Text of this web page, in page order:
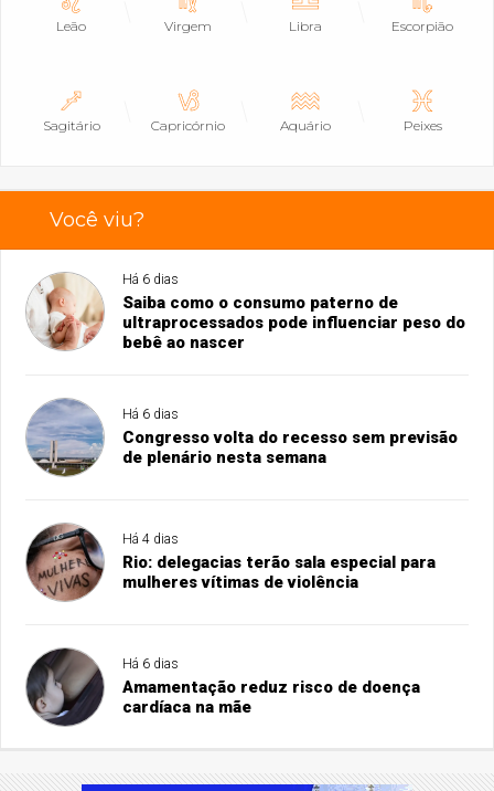
Leão Virgem Libra Escorpião
Sagitário Capricórnio Aquário Peixes
Você viu?
Há 6 dias
Saiba como o consumo paterno de
ultraprocessados pode influenciar peso do
bebê ao nascer
Há 6 dias
Congresso volta do recesso sem previsão
de plenário nesta semana
Há 4 dias
Rio: delegacias terão sala especial para
mulheres vítimas de violência
Há 6 dias
Amamentação reduz risco de doença
cardíaca na mãe